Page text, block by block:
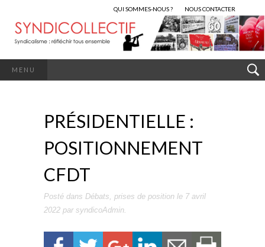
QUI SOMMES-NOUS ? NOUS CONTACTER
MENU
PRÉSIDENTIELLE :
POSITIONNEMENT
CFDT
Posté dans Débats, prises de position le 7 avril
2022 par syndicoAdmin.